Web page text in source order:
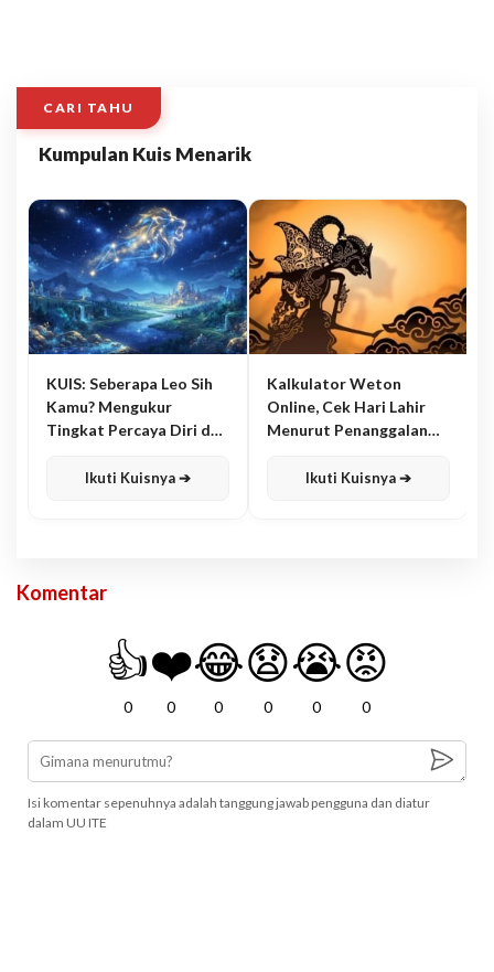
CARI TAHU
Kumpulan Kuis Menarik
KUIS: Seberapa Leo Sih
Kamu? Mengukur
Tingkat Percaya Diri dan
Ikuti Kuisnya ➔
Kalkulator Weton
Online, Cek Hari Lahir
Menurut Penanggalan
Ikuti Kuisnya ➔
Komentar
👍
0
❤️
0
😂
0
😧
0
😭
0
😡
0
Isi komentar sepenuhnya adalah tanggung jawab pengguna dan diatur
dalam UU ITE